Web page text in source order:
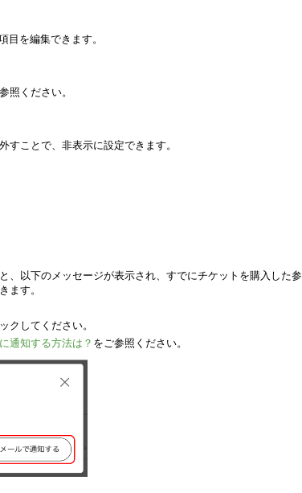
目を編集できます。
照ください。
すことで、非表示に設定できます。
、以下のメッセージが表示され、すでにチケットを購入した参
ます。
してください。
通知する方法は？ をご参照ください。